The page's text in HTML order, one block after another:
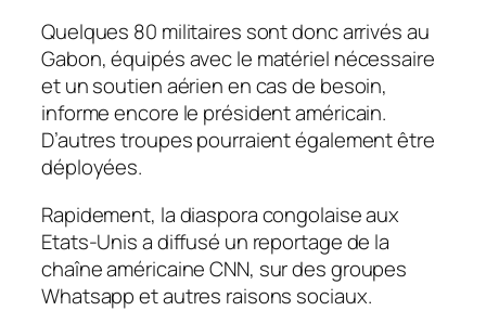
Quelques 80 militaires sont donc arrivés au
Gabon, équipés avec le matériel nécessaire
et un soutien aérien en cas de besoin,
informe encore le président américain.
D’autres troupes pourraient également être
déployées.
Rapidement, la diaspora congolaise aux
Etats-Unis a diffusé un reportage de la
chaîne américaine CNN, sur des groupes
Whatsapp et autres raisons sociaux.